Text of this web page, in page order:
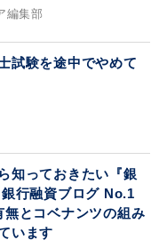
編集部
試験を途中でやめて
知っておきたい『銀
行融資ブログ No.1
無とコベナンツの組み
います